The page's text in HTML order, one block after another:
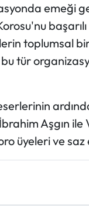
emeği
toplumsal
tür
Aşgın
üyeleri ve